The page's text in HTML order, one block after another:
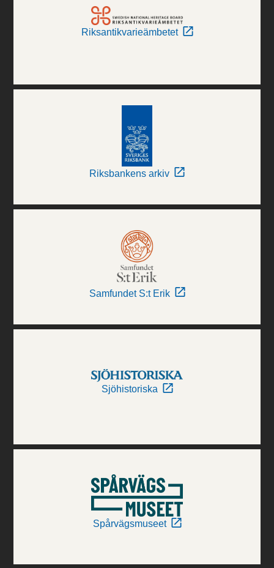
Riksantikvarieämbetet
Riksbankens arkiv
Samfundet S:t Erik
Sjöhistoriska
Spårvägsmuseet